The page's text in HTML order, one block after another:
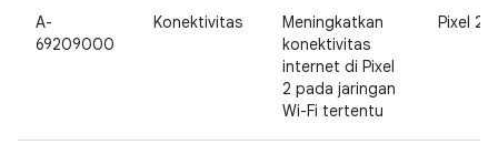
A-
69209000
Konektivitas
Meningkatkan
konektivitas
internet di Pixel
2 pada jaringan
Wi-Fi tertentu
Pixel 2